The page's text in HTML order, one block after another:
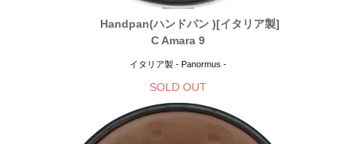
Handpan(ハンドパン )[イタリア製]
C Amara 9
イタリア製 - Panormus -
SOLD OUT